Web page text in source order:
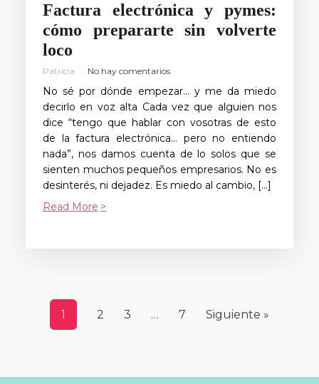
Factura electrónica y pymes:
cómo prepararte sin volverte
loco
Patricia No hay comentarios
No sé por dónde empezar… y me da miedo
decirlo en voz alta Cada vez que alguien nos
dice “tengo que hablar con vosotras de esto
de la factura electrónica… pero no entiendo
nada”, nos damos cuenta de lo solos que se
sienten muchos pequeños empresarios. No es
desinterés, ni dejadez. Es miedo al cambio, […]
Read More
1 2 3 … 7 Siguiente »